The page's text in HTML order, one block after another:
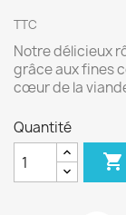
TTC
Notre délicieux
grâce aux fines
cœur de la
Quantité
